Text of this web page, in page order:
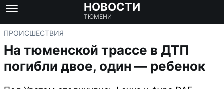
НОВОСТИ
ТЮМЕНИ
ПРОИСШЕСТВИЯ
На тюменской трассе в ДТП
погибли двое, один — ребенок